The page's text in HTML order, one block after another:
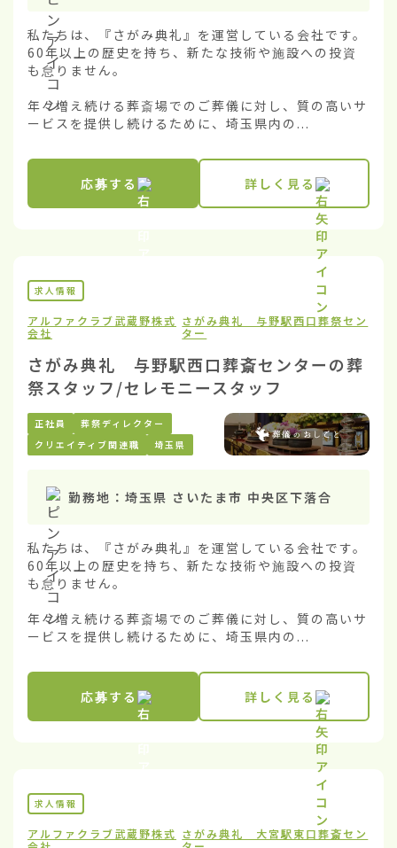
私たちは、『さがみ典礼』を運営している会社です。
60年以上の歴史を持ち、新たな技術や施設への投資
も怠りません。
年々増え続ける葬斎場でのご葬儀に対し、質の高いサ
ービスを提供し続けるために、埼玉県内の...
応募する 詳しく見る
求人情報
アルファクラブ武蔵野株式
会社
さがみ典礼 与野駅西口葬祭セン
ター
さがみ典礼 与野駅西口葬斎センターの葬
祭スタッフ/セレモニースタッフ
正社員
葬祭ディレクター
クリエイティブ関連職
埼玉県
勤務地： 埼玉県 さいたま市 中央区下落合
私たちは、『さがみ典礼』を運営している会社です。
60年以上の歴史を持ち、新たな技術や施設への投資
も怠りません。
年々増え続ける葬斎場でのご葬儀に対し、質の高いサ
ービスを提供し続けるために、埼玉県内の...
応募する 詳しく見る
求人情報
アルファクラブ武蔵野株式 さがみ典礼 大宮駅東口葬斎セン